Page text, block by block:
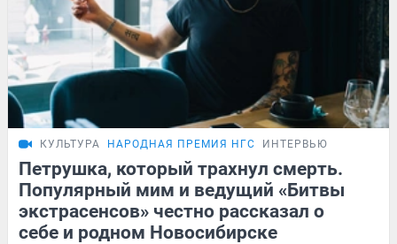
КУЛЬТУРА НАРОДНАЯ ПРЕМИЯ НГС ИНТЕРВЬЮ
Петрушка, который трахнул смерть.
Популярный мим и ведущий «Битвы
экстрасенсов» честно рассказал о
себе и родном Новосибирске